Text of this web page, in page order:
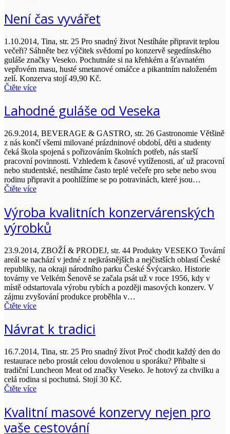
Není čas vyvářet
1.10.2014, Tina, str. 25 Pro snadný život Nestíháte připravit teplou
večeři? Sáhněte bez výčitek svědomí po konzervě segedínského
guláše značky Veseko. Pochutnáte si na křehkém a šťavnatém
vepřovém masu, husté smetanové omáčce a pikantním naloženém
zelí. Konzerva stojí 49,90 Kč.
Čtěte více
Lahodné guláše od Veseka
26.9.2014, BEVERAGE & GASTRO, str. 26 Gastronomie Většině
z nás končí všemi milované prázdninové období, děti a studenty
čeká škola spojená s pořizováním školních potřeb, nás starší
pracovní povinnosti. Vzhledem k časové vytíženosti, ať už pracovní
nebo studentské, nestíháme často teplé večeře pro sebe nebo svou
rodinu připravit a poohlížíme se po potravinách, které jsou…
Čtěte více
Výroba kvalitních konzervárenských
výrobků
23.9.2014, ZBOŽÍ & PRODEJ, str. 44 Produkty VESEKO Tovární
areál se nachází v jedné z nejkrásnějších a nejčistších oblastí České
republiky, na okraji národního parku České Švýcarsko. Historie
továrny ve Velkém Šenově se začala psát už v roce 1956, kdy v
místě odstartovala výrobu rybích a později masových konzerv. V
zájmu zvyšování produkce proběhla v…
Čtěte více
Návrat k tradici
16.7.2014, Tina, str. 25 Pro snadný žívot Proč chodit každý den do
restaurace nebo prostát celou dovolenou u sporáku? Přibalte si
tradiční Luncheon Meat od značky Veseko. Je hotový za chvilku a
celá rodina si pochutná. Stojí 30 Kč.
Čtěte více
Kvalitní masové konzervy nejen pro
vaše cestování